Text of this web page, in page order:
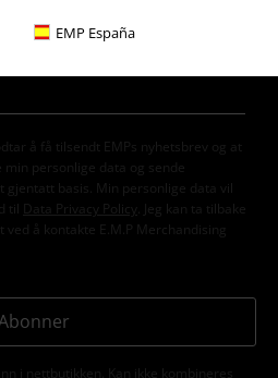
EMP España
å få tilsendt EMPs nyhetsbrev og at
min personlige data og sende
basis. Min personlige data vil
til
Data Privacy Policy
. Jeg kan ta tilbake
å kontakte E.M.P Merchandising
i nettbutikken. Kan ikke kombineres